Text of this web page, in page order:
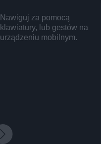
Nawiguj za pomocą
klawiatury, lub gestów na
urządzeniu mobilnym.